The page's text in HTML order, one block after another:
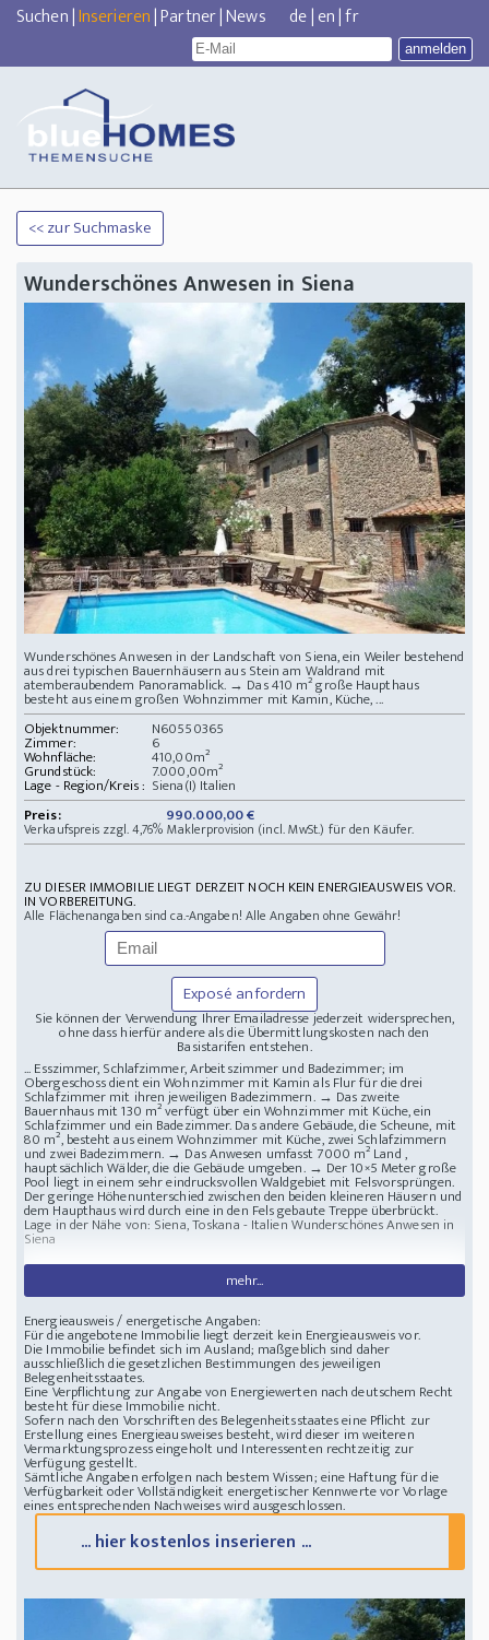
Suchen|Inserieren|Partner|News de|en|fr
<< zur Suchmaske
Wunderschönes Anwesen in Siena
Wunderschönes Anwesen in der Landschaft von Siena, ein Weiler bestehend
aus drei typischen Bauernhäusern aus Stein am Waldrand mit
atemberaubendem Panoramablick. → Das 410 m² große Haupthaus
besteht aus einem großen Wohnzimmer mit Kamin, Küche, ...
Objektnummer:
N60550365
Zimmer: 6
Wohnfläche: 410,00m²
Grundstück: 7.000,00m²
Lage - Region/Kreis : Siena(I) Italien
Preis:
990.000,00 €
Verkaufspreis zzgl. 4,76% Maklerprovision (incl. MwSt.) für den Käufer.
ZU DIESER IMMOBILIE LIEGT DERZEIT NOCH KEIN ENERGIEAUSWEIS VOR.
IN VORBEREITUNG.
Alle Flächenangaben sind ca.-Angaben! Alle Angaben ohne Gewähr!
Exposé anfordern
Sie können der Verwendung Ihrer Emailadresse jederzeit widersprechen,
ohne dass hierfür andere als die Übermittlungskosten nach den
Basistarifen entstehen.
... Esszimmer, Schlafzimmer, Arbeitszimmer und Badezimmer; im
Obergeschoss dient ein Wohnzimmer mit Kamin als Flur für die drei
Schlafzimmer mit ihren jeweiligen Badezimmern. → Das zweite
Bauernhaus mit 130 m² verfügt über ein Wohnzimmer mit Küche, ein
Schlafzimmer und ein Badezimmer. Das andere Gebäude, die Scheune, mit
80 m², besteht aus einem Wohnzimmer mit Küche, zwei Schlafzimmern
und zwei Badezimmern. → Das Anwesen umfasst 7000 m² Land ,
hauptsächlich Wälder, die die Gebäude umgeben. → Der 10×5 Meter große
Pool liegt in einem sehr eindrucksvollen Waldgebiet mit Felsvorsprüngen.
Der geringe Höhenunterschied zwischen den beiden kleineren Häusern und
dem Haupthaus wird durch eine in den Fels gebaute Treppe überbrückt.
Lage in der Nähe von: Siena, Toskana - ItalienWunderschönes Anwesen in
Siena
mehr...
Energieausweis / energetische Angaben:
Für die angebotene Immobilie liegt derzeit kein Energieausweis vor.
Die Immobilie befindet sich im Ausland; maßgeblich sind daher
ausschließlich die gesetzlichen Bestimmungen des jeweiligen
Belegenheitsstaates.
Eine Verpflichtung zur Angabe von Energiewerten nach deutschem Recht
besteht für diese Immobilie nicht.
Sofern nach den Vorschriften des Belegenheitsstaates eine Pflicht zur
Erstellung eines Energieausweises besteht, wird dieser im weiteren
Vermarktungsprozess eingeholt und Interessenten rechtzeitig zur
Verfügung gestellt.
Sämtliche Angaben erfolgen nach bestem Wissen; eine Haftung für die
Verfügbarkeit oder Vollständigkeit energetischer Kennwerte vor Vorlage
eines entsprechenden Nachweises wird ausgeschlossen.
... hier kostenlos inserieren ...